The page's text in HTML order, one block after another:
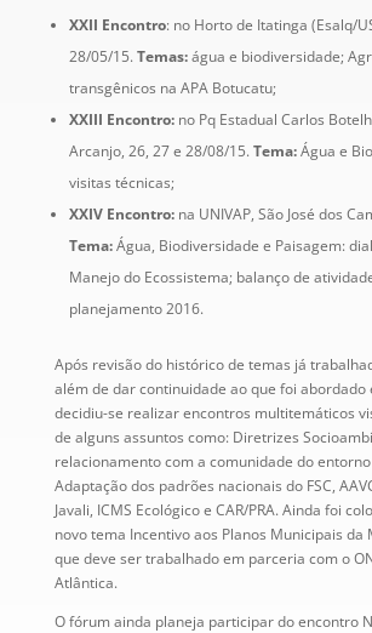
XXII Encontro: no Horto de Itatinga (Esalq/
28/05/15. Temas:água e biodiversidade;
transgênicos na APA Botucatu;
XXIII Encontro: no Pq Estadual Carlos
Arcanjo, 26, 27 e 28/08/15.Tema:Água e
visitas técnicas;
XXIV Encontro: na UNIVAP, São José dos
Tema:Água, Biodiversidade e Paisagem:
Manejo do Ecossistema; balanço de
planejamento 2016.
Após revisão do histórico de temas já
além de dar continuidade ao que foi abordado
decidiu-se realizar encontros multitemáticos
de alguns assuntos como: Diretrizes
relacionamento com a comunidade do
Adaptação dos padrões nacionais do FSC,
Javali, ICMS Ecológico e CAR/PRA. Ainda foi
novo tema Incentivo aos Planos Municipais da
que deve ser trabalhado em parceria com o
Atlântica.
O fórum ainda planeja participar do encontro